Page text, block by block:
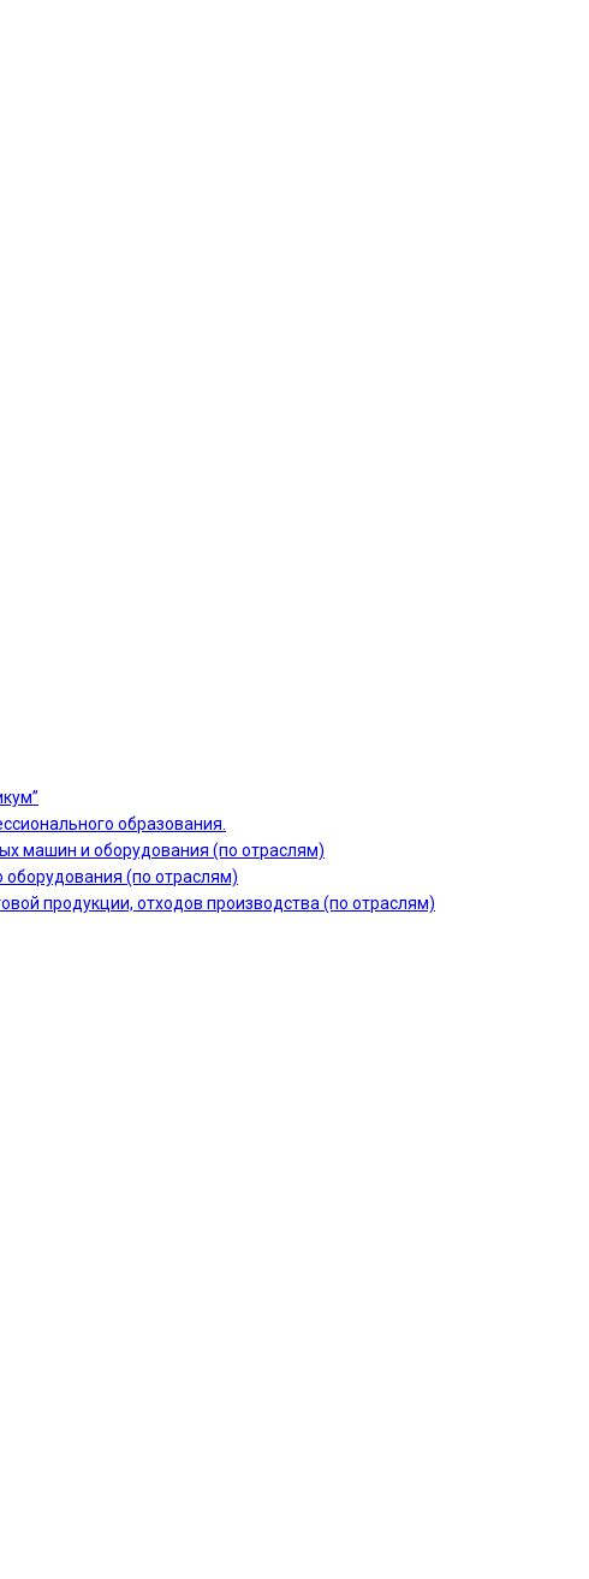
образования.
машин и оборудования (по отраслям)
(по отраслям)
продукции, отходов производства (по отраслям)